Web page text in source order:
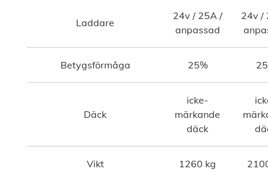
Laddare
24v / 25A /
anpassad
24v /
Betygsförmåga 25%
Däck
icke-
märkande
däck
Vikt 1260 kg